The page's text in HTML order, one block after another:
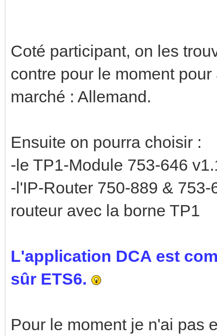
Coté participant, on les
contre pour le moment
marché : Allemand.
Ensuite on pourra choisir :
-le TP1-Module 753-646
-l'IP-Router 750-889 &
routeur avec la borne TP1
L'application DCA est
sûr ETS6.
Pour le moment je n'ai pas